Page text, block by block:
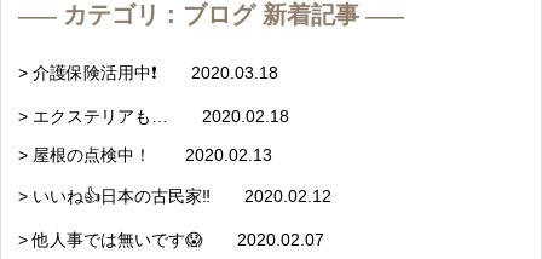
カテゴリ : ブログ 新着記事
> 介護保険活用中❗️ 2020.03.18
> エクステリアも… 2020.02.18
> 屋根の点検中！ 2020.02.13
> いいね👍日本の古民家‼️ 2020.02.12
> 他人事では無いです😱 2020.02.07